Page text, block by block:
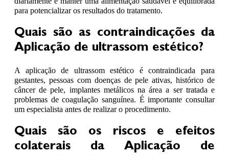
para potencializar os resultados do tratamento.
Quais são as contraindicações da
Aplicação de ultrassom estético?
A aplicação de ultrassom estético é contraindicada para
gestantes, pessoas com doenças de pele ativas, histórico de
câncer de pele, implantes metálicos na área a ser tratada e
problemas de coagulação sanguínea. É importante consultar
um especialista antes de realizar o procedimento.
Quais são os riscos e efeitos
colaterais da Aplicação de